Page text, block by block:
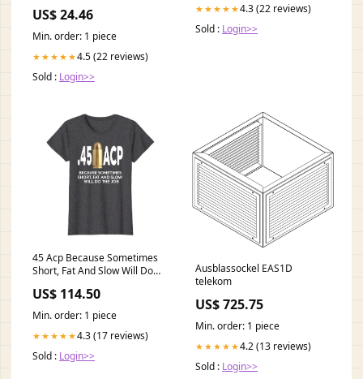
US$ 24.46
Min. order: 1 piece
★★★★★4.5 (22 reviews)
Sold : Login>>
★★★★★4.3 (22 reviews)
Sold : Login>>
45 Acp Because Sometimes
Short, Fat And Slow Will Do
Shirts
US$ 114.50
Min. order: 1 piece
★★★★★4.3 (17 reviews)
Sold : Login>>
Ausblassockel EAS1D
telekom
US$ 725.75
Min. order: 1 piece
★★★★★4.2 (13 reviews)
Sold : Login>>